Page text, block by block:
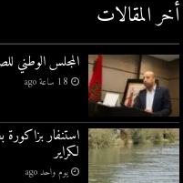
أخر المقالات
المجلس الوطني
18 ساعة ago
استنفار
لكراير
يوم واحد ago